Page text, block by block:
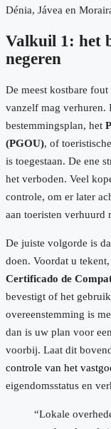
Dénia, Jávea en
Valkuil 1: het
negeren
De meest kostbare
vanzelf mag verhuren.
bestemmingsplan, het
(PGOU), of
is toegestaan. De ene
het verboden. Veel
controle, om er later
aan toeristen verhuurd
De juiste volgorde is
doen. Voordat u
Certificado de
bevestigt of het
overeenstemming is
dan is uw plan voor
voorbij. Laat dit
controle van het
eigendomsstatus en
“Lokale